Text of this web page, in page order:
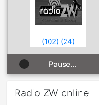
(102) (24)
Pause...
Radio ZW online